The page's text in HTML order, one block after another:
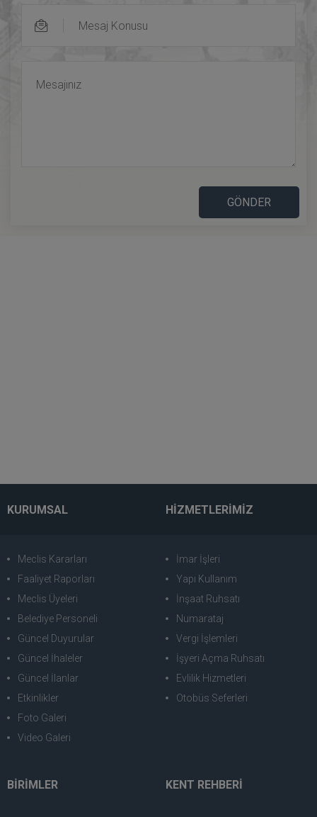
KURUMSAL
Meclis Kararları
Faaliyet Raporları
Meclis Üyeleri
Belediye Personeli
Güncel Duyurular
Güncel İhaleler
Güncel İlanlar
Etkinlikler
Foto Galeri
Video Galeri
HİZMETLERİMİZ
İmar İşleri
Yapı Kullanım
İnşaat Ruhsatı
Numarataj
Vergi İşlemleri
İşyeri Açma Ruhsatı
Evlilik Hizmetleri
Otobüs Seferleri
BİRİMLER KENT REHBERİ